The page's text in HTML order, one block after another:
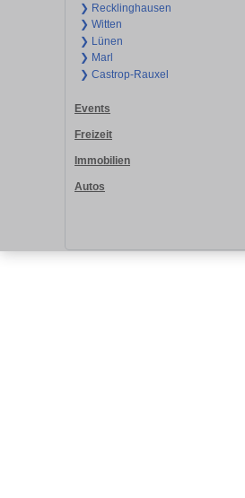
❯ Recklinghausen
❯ Witten
❯ Lünen
❯ Marl
❯ Castrop-Rauxel
Events
Freizeit
Immobilien
Autos